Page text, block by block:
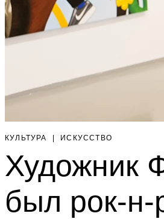
КУЛЬТУРА | ИСКУССТВО
Художник
был рок-